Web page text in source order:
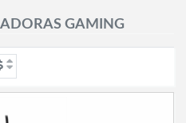
GAMING